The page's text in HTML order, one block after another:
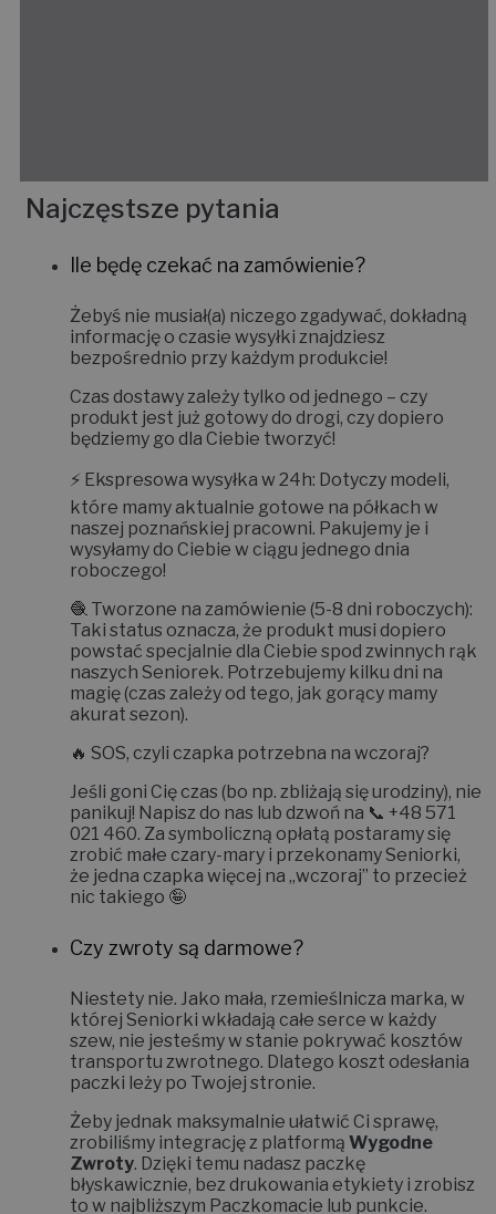
Najczęstsze pytania
Ile będę czekać na zamówienie?
Żebyś nie musiał(a) niczego zgadywać, dokładną
informację o czasie wysyłki znajdziesz
bezpośrednio przy każdym produkcie!
Czas dostawy zależy tylko od jednego – czy
produkt jest już gotowy do drogi, czy dopiero
będziemy go dla Ciebie tworzyć!
⚡ Ekspresowa wysyłka w 24h: Dotyczy modeli,
które mamy aktualnie gotowe na półkach w
naszej poznańskiej pracowni. Pakujemy je i
wysyłamy do Ciebie w ciągu jednego dnia
roboczego!
🧶 Tworzone na zamówienie (5-8 dni roboczych):
Taki status oznacza, że produkt musi dopiero
powstać specjalnie dla Ciebie spod zwinnych rąk
naszych Seniorek. Potrzebujemy kilku dni na
magię (czas zależy od tego, jak gorący mamy
akurat sezon).
🔥 SOS, czyli czapka potrzebna na wczoraj?
Jeśli goni Cię czas (bo np. zbliżają się urodziny), nie
panikuj! Napisz do nas lub dzwoń na 📞 +48 571
021 460. Za symboliczną opłatą postaramy się
zrobić małe czary-mary i przekonamy Seniorki,
że jedna czapka więcej na „wczoraj” to przecież
nic takiego 🤪
Czy zwroty są darmowe?
Niestety nie. Jako mała, rzemieślnicza marka, w
której Seniorki wkładają całe serce w każdy
szew, nie jesteśmy w stanie pokrywać kosztów
transportu zwrotnego. Dlatego koszt odesłania
paczki leży po Twojej stronie.
Żeby jednak maksymalnie ułatwić Ci sprawę,
zrobiliśmy integrację z platformą Wygodne
Zwroty. Dzięki temu nadasz paczkę
błyskawicznie, bez drukowania etykiety i zrobisz
to w najbliższym Paczkomacie lub punkcie.